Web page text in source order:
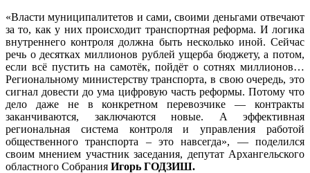
«Власти муниципалитетов и сами, своими деньгами отвечают
за то, как у них происходит транспортная реформа. И логика
внутреннего контроля должна быть несколько иной. Сейчас
речь о десятках миллионов рублей ущерба бюджету, а потом,
если всё пустить на самотёк, пойдёт о сотнях миллионов…
Региональному министерству транспорта, в свою очередь, это
сигнал довести до ума цифровую часть реформы. Потому что
дело даже не в конкретном перевозчике — контракты
заканчиваются, заключаются новые. А эффективная
региональная система контроля и управления работой
общественного транспорта – это навсегда», — поделился
своим мнением участник заседания, депутат Архангельского
областного Собрания Игорь ГОДЗИШ.